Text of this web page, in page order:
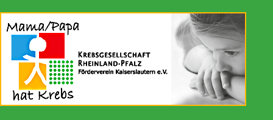
Aktuelles
Archiv 2026
Unser Förderverein
Flyer
Botschafter/in
Unterstützer
2026
2025
2026
2025
Spendenaktionen 2021
Spendenaktionen 2022